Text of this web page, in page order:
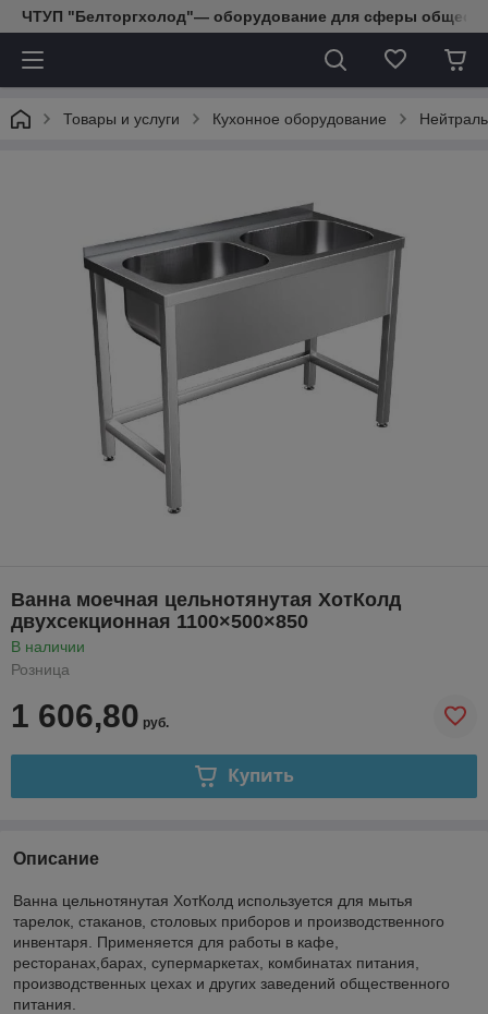
ЧТУП "Белторгхолод"— оборудование для сферы
Товары и услуги Кухонное оборудование
Ванна моечная цельнотянутая ХотКолд
двухсекционная 1100×500×850
В наличии
Розница
1 606,80 руб.
Купить
Описание
Ванна цельнотянутая ХотКолд используется для мытья
тарелок, стаканов, столовых приборов и производственного
инвентаря. Применяется для работы в кафе,
ресторанах,барах, супермаркетах, комбинатах питания,
производственных цехах и других заведений общественного
питания.